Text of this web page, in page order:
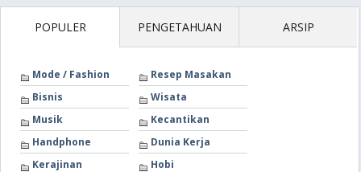
POPULER PENGETAHUAN ARSIP
Mode / Fashion
Resep Masakan
Bisnis
Wisata
Musik
Kecantikan
Handphone
Dunia Kerja
Kerajinan
Hobi